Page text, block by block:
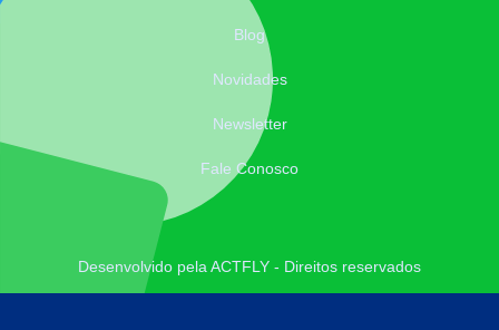
Blog
Novidades
Newsletter
Fale Conosco
Desenvolvido pela ACTFLY - Direitos reservados